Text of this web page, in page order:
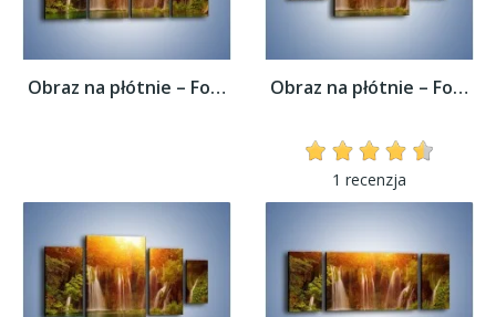
Obraz na płótnie – Fontanny z wodospadów –... Obraz na płótnie – Fontanny z wodospadów –...
1 recenzja